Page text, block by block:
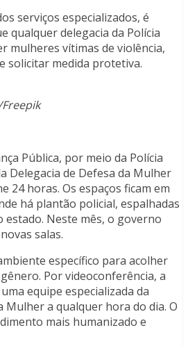
serviços especializados, é
qualquer delegacia da Polícia
mulheres vítimas de violência,
solicitar medida protetiva.
Pública, por meio da Polícia
Delegacia de Defesa da Mulher
24 horas. Os espaços ficam em
há plantão policial, espalhadas
estado. Neste mês, o governo
salas.
específico para acolher
Por videoconferência, a
equipe especializada da
Mulher a qualquer hora do dia. O
mais humanizado e